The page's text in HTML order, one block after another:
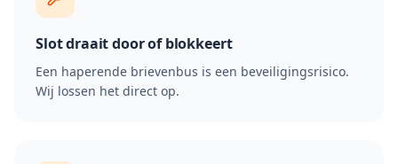
Slot draait door of blokkeert
Een haperende brievenbus is een beveiligingsrisico.
Wij lossen het direct op.